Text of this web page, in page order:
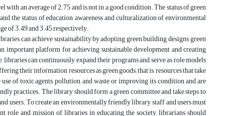
an average of 2.75 and is not in a good condition. The status of green
the status of education, awareness and culturalization of environmental
of 3.49 and 3.45 respectively.
can achieve sustainability by adopting green building designs, green
important platform for achieving sustainable development and creating
can continuously expand their programs and serve as role models
their information resources as green goods; that is, resources that take
of toxic agents, pollution, and waste, or improving its condition, and are
practices. The library should form a green committee and take steps to
users. To create an environmentally friendly library, staff and users must
role and mission of libraries in educating the society, librarians should